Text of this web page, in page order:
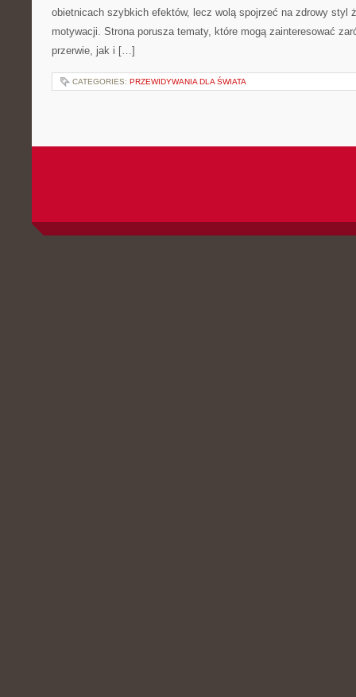
obietnicach szybkich efektów, lecz wolą spojrzeć na zdrowy styl
motywacji. Strona porusza tematy, które mogą zainteresować
przerwie, jak i […]
CATEGORIES: PRZEWIDYWANIA DLA ŚWIATA